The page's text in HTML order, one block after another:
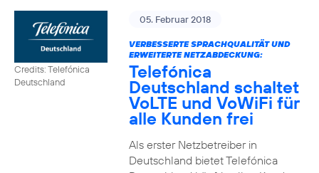
Credits: Telefónica
Deutschland
05. Februar 2018
VERBESSERTE SPRACHQUALITÄT UND
ERWEITERTE NETZABDECKUNG:
Telefónica
Deutschland schaltet
VoLTE und VoWiFi für
alle Kunden frei
Als erster Netzbetreiber in
Deutschland bietet Telefónica